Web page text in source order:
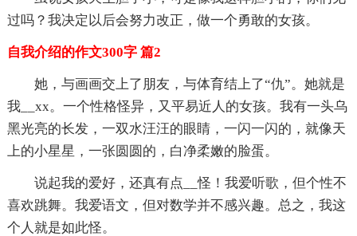
过吗？我决定以后会努力改正，做一个勇敢的女孩。
自我介绍的作文300字 篇2
她，与画画交上了朋友，与体育结上了“仇”。她就是
我__xx。一个性格怪异，又平易近人的女孩。我有一头乌
黑光亮的长发，一双水汪汪的眼睛，一闪一闪的，就像天
上的小星星，一张圆圆的，白净柔嫩的脸蛋。
说起我的爱好，还真有点__怪！我爱听歌，但个性不
喜欢跳舞。我爱语文，但对数学并不感兴趣。总之，我这
个人就是如此怪。